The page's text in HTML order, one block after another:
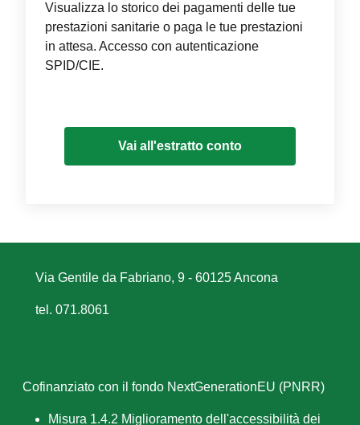
Visualizza lo storico dei pagamenti delle tue
prestazioni sanitarie o paga le tue prestazioni
in attesa. Accesso con autenticazione
SPID/CIE.
Vai all'estratto conto
Via Gentile da Fabriano, 9 - 60125 Ancona
tel. 071.8061
Cofinanziato con il fondo NextGenerationEU (PNRR)
Misura 1.4.2 Miglioramento dell'accessibilità dei